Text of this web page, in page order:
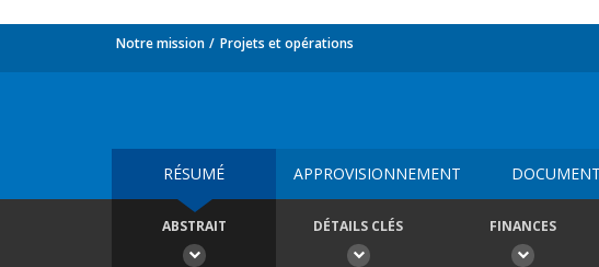
Notre mission Projets et opérations
RÉSUMÉ APPROVISIONNEMENT
ABSTRAIT DÉTAILS CLÉS FINANCES